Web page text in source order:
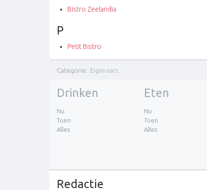
Bistro Zeelandia
P
Petit Bistro
Categorie: Eigenaars
Drinken
Nu
Toen
Alles
Eten
Nu
Toen
Alles
Redactie